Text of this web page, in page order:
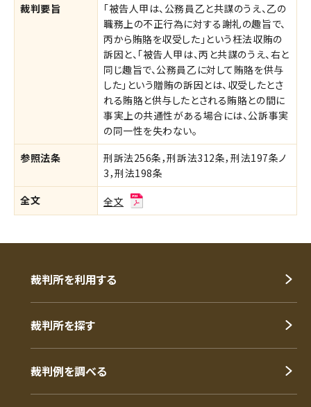
裁判要旨
「被告人甲は、公務員乙と共謀のうえ、乙の
職務上の不正行為に対する謝礼の趣旨で、
丙から賄賂を収受した」という枉法収賄の
訴因と、「被告人甲は、丙と共謀のうえ、右と
同じ趣旨で、公務員乙に対して賄賂を供与
した」という贈賄の訴因とは、収受したとさ
れる賄賂と供与したとされる賄賂との間に
事実上の共通性がある場合には、公訴事実
の同一性を失わない。
参照法条
刑訴法256条，刑訴法312条，刑法197条ノ
3，刑法198条
全文
全文
裁判所を利用する
裁判所を探す
裁判例を調べる